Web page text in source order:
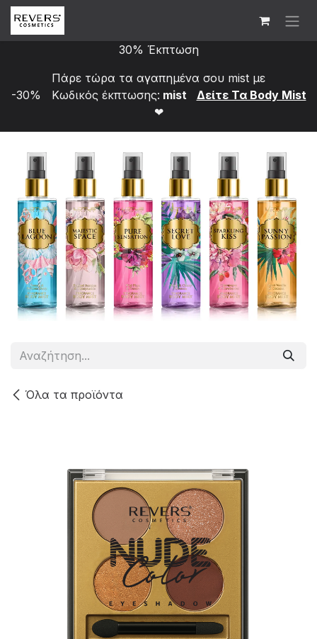
Skip to Content
30% Έκπτωση
Πάρε τώρα τα αγαπημένα σου mist με
-30% Κωδικός έκπτωσης: mist
Δείτε Τα Bod​y Mist
❤
Όλα τα προϊόντα